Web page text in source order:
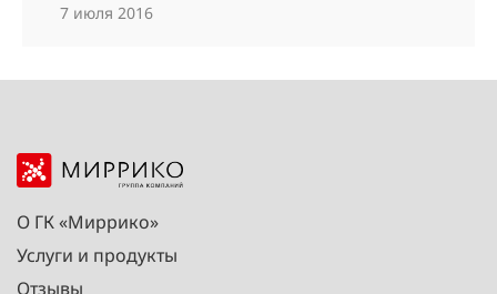
7 июля 2016
О ГК «Миррико»
Услуги и продукты
Отзывы